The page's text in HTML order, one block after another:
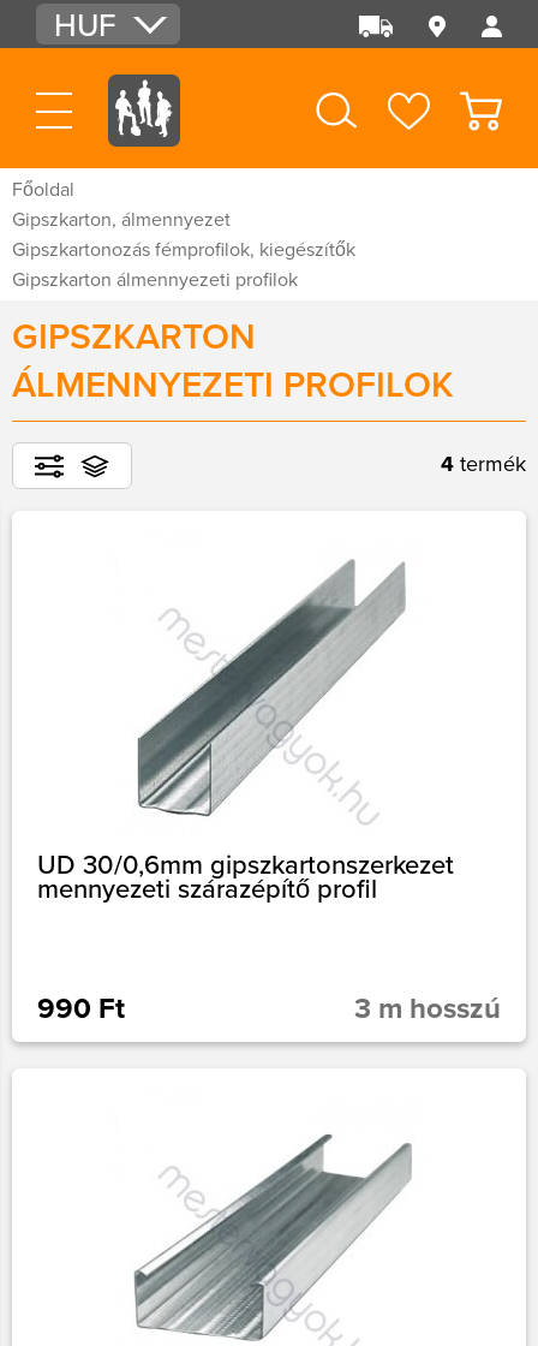
HUF
EUR
USD
Főoldal
Gipszkarton, álmennyezet
Gipszkartonozás fémprofilok, kiegészítők
Gipszkarton álmennyezeti profilok
GIPSZKARTON
ÁLMENNYEZETI PROFILOK
4 termék
UD 30/0,6mm gipszkartonszerkezet
mennyezeti szárazépítő profil
990 Ft 3 m hosszú